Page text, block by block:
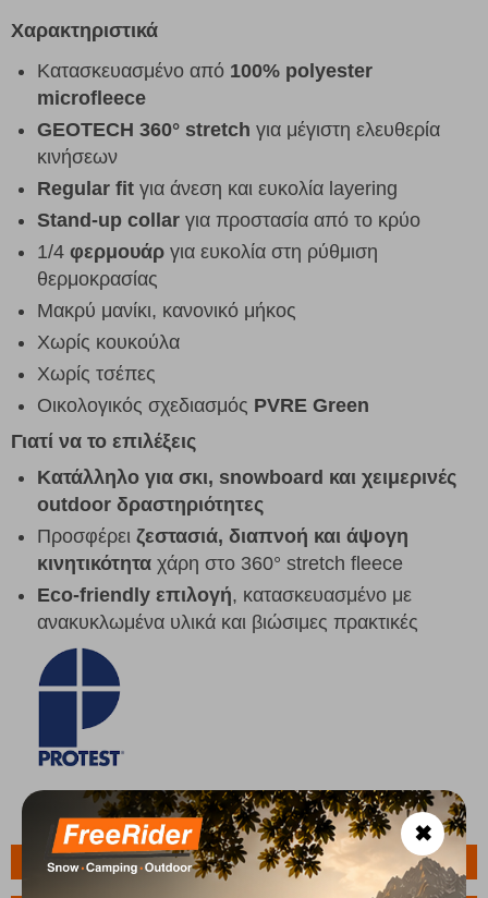
Χαρακτηριστικά
Κατασκευασμένο από 100% polyester
microfleece
GEOTECH 360° stretch για μέγιστη ελευθερία
κινήσεων
Regular fit για άνεση και ευκολία layering
Stand-up collar για προστασία από το κρύο
1/4 φερμουάρ για ευκολία στη ρύθμιση
θερμοκρασίας
Μακρύ μανίκι, κανονικό μήκος
Χωρίς κουκούλα
Χωρίς τσέπες
Οικολογικός σχεδιασμός PVRE Green
Γιατί να το επιλέξεις
Κατάλληλο για σκι, snowboard και χειμερινές
outdoor δραστηριότητες
Προσφέρει ζεστασιά, διαπνοή και άψογη
κινητικότητα χάρη στο 360° stretch fleece
Eco-friendly επιλογή, κατασκευασμένο με
ανακυκλωμένα υλικά και βιώσιμες πρακτικές
Πληροφορίες
✖